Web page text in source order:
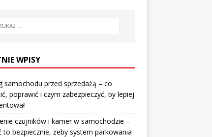
WPISY
samochodu przed sprzedażą – co
poprawić i czym zabezpieczyć, by lepiej
czujników i kamer w samochodzie –
to bezpiecznie, żeby system parkowania